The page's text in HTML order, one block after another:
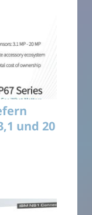
und 20